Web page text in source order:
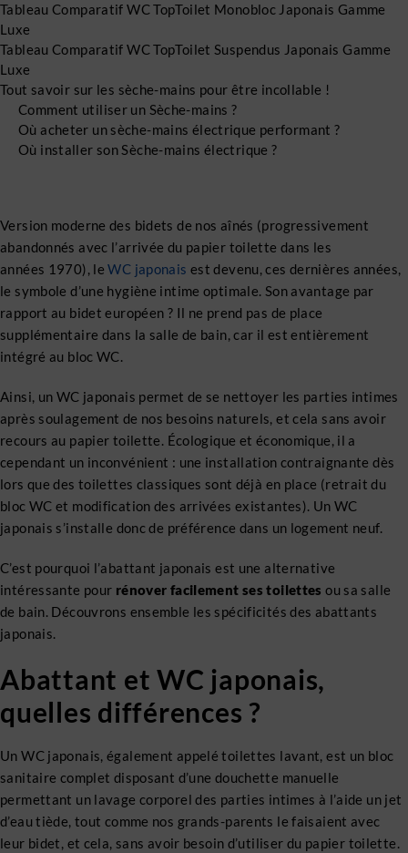
Tableau Comparatif WC TopToilet Monobloc Japonais Gamme
Luxe
Tableau Comparatif WC TopToilet Suspendus Japonais Gamme
Luxe
Tout savoir sur les sèche-mains pour être incollable !
Comment utiliser un Sèche-mains ?
Où acheter un sèche-mains électrique performant ?
Où installer son Sèche-mains électrique ?
Version moderne des bidets de nos aînés (progressivement
abandonnés avec l’arrivée du papier toilette dans les
années 1970), leWC japonais est devenu, ces dernières années,
le symbole d’une hygiène intime optimale. Son avantage par
rapport au bidet européen ? Il ne prend pas de place
supplémentaire dans la salle de bain, car il est entièrement
intégré au bloc WC.
Ainsi, un WC japonais permet de se nettoyer les parties intimes
après soulagement de nos besoins naturels, et cela sans avoir
recours au papier toilette. Écologique et économique, il a
cependant un inconvénient : une installation contraignante dès
lors que des toilettes classiques sont déjà en place (retrait du
bloc WC et modification des arrivées existantes). Un WC
japonais s’installe donc de préférence dans un logement neuf.
C’est pourquoi l’abattant japonais est une alternative
intéressante pour rénover facilement ses toilettes ou sa salle
de bain. Découvrons ensemble les spécificités des abattants
japonais.
Abattant et WC japonais,
quelles différences ?
Un WC japonais, également appelé toilettes lavant, est un bloc
sanitaire complet disposant d’une douchette manuelle
permettant un lavage corporel des parties intimes à l’aide un jet
d’eau tiède, tout comme nos grands-parents le faisaient avec
leur bidet, et cela, sans avoir besoin d’utiliser du papier toilette.